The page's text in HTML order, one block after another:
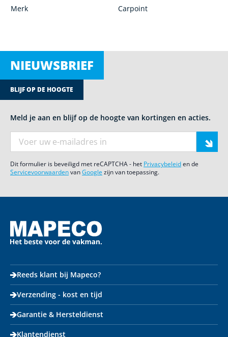
Merk Carpoint
NIEUWSBRIEF
BLIJF OP DE HOOGTE
Meld je aan en blijf op de hoogte van kortingen en acties.
Dit formulier is beveiligd met reCAPTCHA - het Privacybeleiden de
ServicevoorwaardenvanGoogle zijn van toepassing.
Reeds klant bij Mapeco?
Verzending - kost en tijd
Garantie & Hersteldienst
Klantendienst